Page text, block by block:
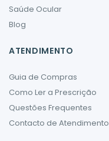
Saúde Ocular
Blog
ATENDIMENTO
Guia de Compras
Como Ler a Prescrição
Questões Frequentes
Contacto de Atendimento